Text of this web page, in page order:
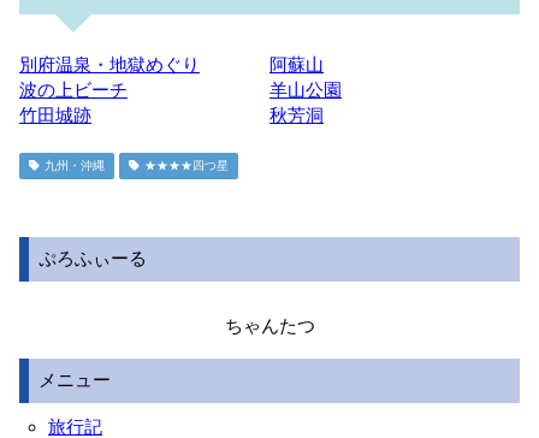
別府温泉・地獄めぐり
阿蘇山
波の上ビーチ
羊山公園
竹田城跡
秋芳洞
九州・沖縄 ★★★★四つ星
ぷろふぃーる
ちゃんたつ
メニュー
旅行記